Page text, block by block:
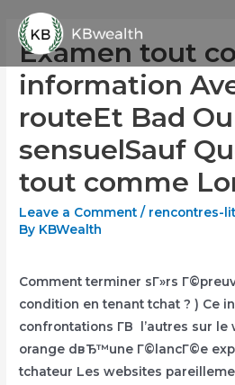
content
Examen tout
information
routeEt Bad Ou
sensuelSauf
tout comme
Leave a Comment / rencontres-
By KBWealth
Comment terminer sГ»rs
condition en tenant tchat ? ) Ce
confrontations Г­В l’autres sur le
orange dвЂ™une Г©lancГ©e
tchateur Les websites